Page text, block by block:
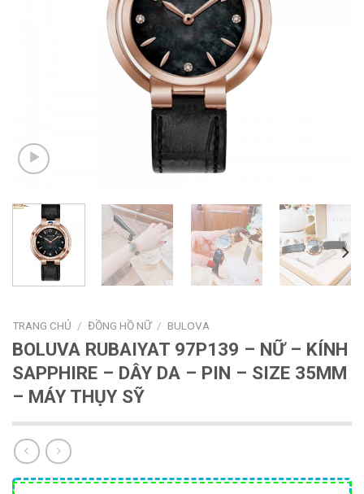
TRANG CHỦ / ĐỒNG HỒ NỮ / BULOVA
BOLUVA RUBAIYAT 97P139 – NỮ – KÍNH
SAPPHIRE – DÂY DA – PIN – SIZE 35MM
– MÁY THỤY SỸ